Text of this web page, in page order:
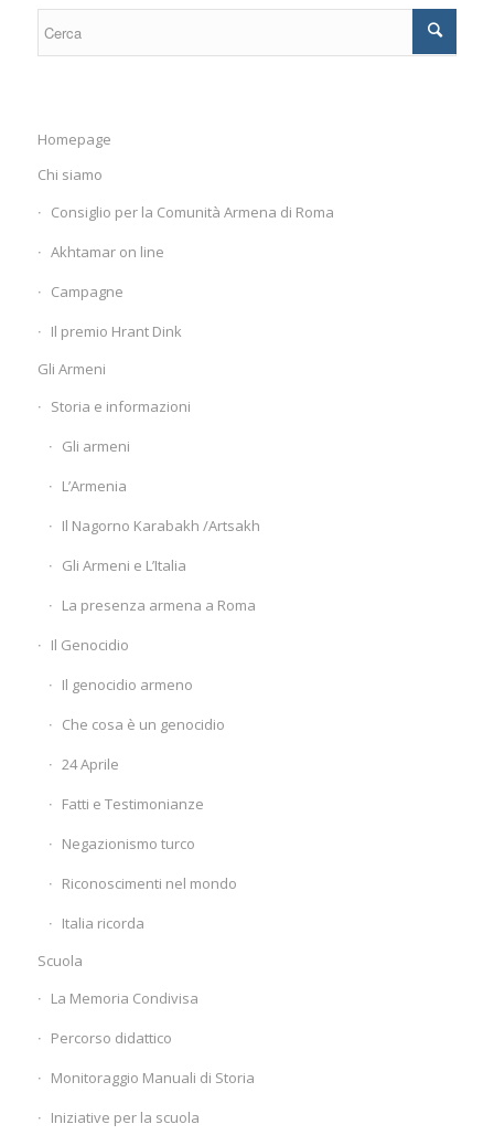
Homepage
Chi siamo
Consiglio per la Comunità Armena di Roma
Akhtamar on line
Campagne
Il premio Hrant Dink
Gli Armeni
Storia e informazioni
Gli armeni
L’Armenia
Il Nagorno Karabakh /Artsakh
Gli Armeni e L’Italia
La presenza armena a Roma
Il Genocidio
Il genocidio armeno
Che cosa è un genocidio
24 Aprile
Fatti e Testimonianze
Negazionismo turco
Riconoscimenti nel mondo
Italia ricorda
Scuola
La Memoria Condivisa
Percorso didattico
Monitoraggio Manuali di Storia
Iniziative per la scuola